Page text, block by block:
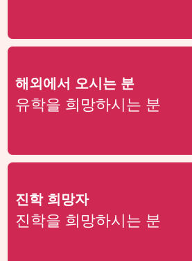
해외에서 오시는 분
유학을 희망하시는 분
진학 희망자
진학을 희망하시는 분